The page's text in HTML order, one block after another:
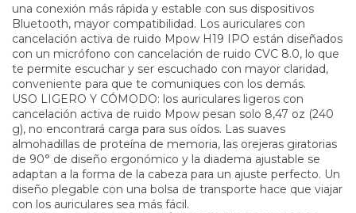
una conexión más rápida y estable con sus dispositivos
Bluetooth, mayor compatibilidad. Los auriculares con
cancelación activa de ruido Mpow H19 IPO están diseñados
con un micrófono con cancelación de ruido CVC 8.0, lo que
te permite escuchar y ser escuchado con mayor claridad,
conveniente para que te comuniques con los demás.
USO LIGERO Y CÓMODO: los auriculares ligeros con
cancelación activa de ruido Mpow pesan solo 8,47 oz (240
g), no encontrará carga para sus oídos. Las suaves
almohadillas de proteína de memoria, las orejeras giratorias
de 90° de diseño ergonómico y la diadema ajustable se
adaptan a la forma de la cabeza para un ajuste perfecto. Un
diseño plegable con una bolsa de transporte hace que viajar
con los auriculares sea más fácil.